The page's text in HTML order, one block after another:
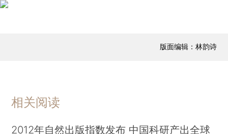
版面编辑：林韵诗
相关阅读
2012年自然出版指数发布 中国科研产出全球